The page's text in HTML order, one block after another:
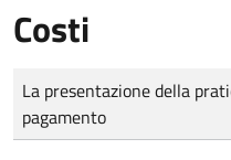
Costi
Tipo di pagamento
Importo
La presentazione della
pagamento